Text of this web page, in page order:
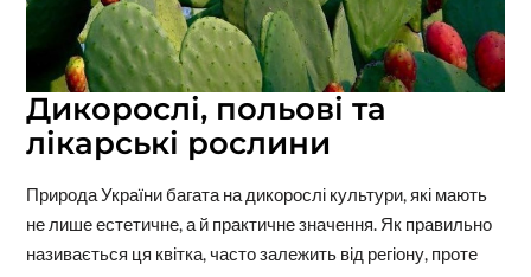
Дикорослі, польові та
лікарські рослини
Природа України багата на дикорослі культури, які мають
не лише естетичне, а й практичне значення. Як правильно
називається ця квітка, часто залежить від регіону, проте